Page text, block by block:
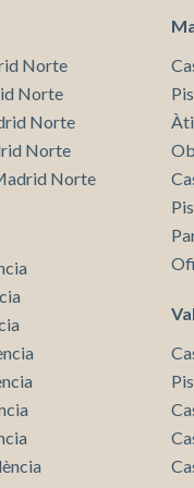
mida més
vistes. La
Barcelona, el
l'enclavament
de la muntanya i
infantils i
Norte
Norte
Norte
Norte
Norte